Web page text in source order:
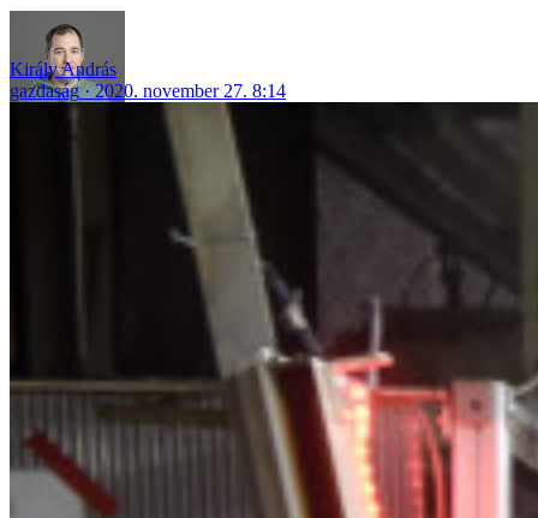
Király András
gazdaság
2020. november 27. 8:14